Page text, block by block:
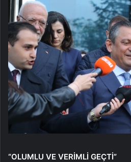
“OLUMLU VE VERİMLİ GEÇTİ”